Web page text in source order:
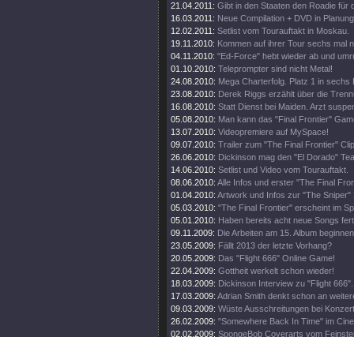
21.04.2011: Gibt in den Staaten den Roadie für
16.03.2011: Neue Compilation + DVD in
12.02.2011: Setlist vom Tourauftakt in Moskau.
19.11.2010: Kommen auf ihrer Tour sechs mal
04.11.2010: "Ed-Force" hebt wieder ab und
01.10.2010: Teleprompter sind nicht Metal!
24.08.2010: Mega Charterfolg. Platz 1 in sechs
23.08.2010: Derek Riggs erzählt über die
16.08.2010: Statt Dienst bei Maiden. Arzt
05.08.2010: Man kann das "Final Frontier"
13.07.2010: Videopremiere auf MySpace!
09.07.2010: Trailer zum "The Final Frontier"
26.06.2010: Dickinson mag den "El Dorado"
14.06.2010: Setlist und Video vom Tourauftakt.
08.06.2010: Alle Infos und erster "The Final
01.04.2010: Artwork und Infos zur "The Sniper"
05.03.2010: "The Final Frontier" erscheint im
05.01.2010: Haben bereits acht neue Songs
09.11.2009: Die Arbeiten am 15. Album
23.05.2009: Fällt 2013 der letzte Vorhang?
20.05.2009: Das "Flight 666" Online Game!
22.04.2009: Gottheit werkelt schon wieder!
18.03.2009: Dickinson Interview zu "Flight 666".
17.03.2009: Adrian Smith denkt schon an
09.03.2009: Wüste Ausschreitungen bei
26.02.2009: "Somewhere Back In Time" im
02.02.2009: SpongeBob Coverarts vom